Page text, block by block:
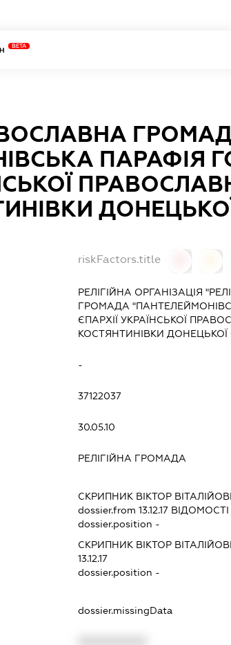
BETA
ПАРАФІЯ
riskFactors.title
РЕЛІГІЙНА ОРГАНІЗАЦІЯ
ГРОМАДА
ЄПАРХІЇ УКРАЇНСЬКОЇ
КОСТЯНТИНІВКИ ДОНЕЦЬКОЇ
-
37122037
30.05.10
РЕЛІГІЙНА ГРОМАДА
СКРИПНИК ВІКТОР
dossier.from 13.12.17ВІДОМОСТІ
dossier.position -
СКРИПНИК ВІКТОР
13.12.17
dossier.position -
dossier.missingData